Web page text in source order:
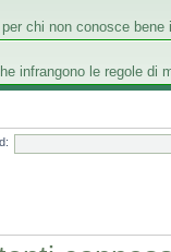
chi non conosce bene
infrangono le regole di